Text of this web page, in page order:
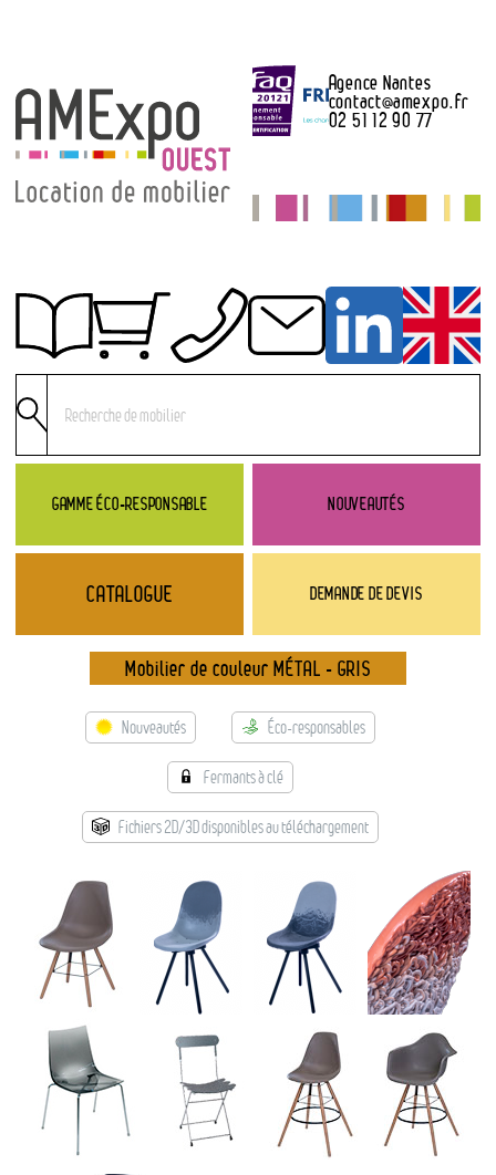
GAMME ÉCO-RESPONSABLE NOUVEAUTÉS
DEMANDE DE DEVIS
Agence Nantes
contact@amexpo.fr
02 51 12 90 77
Obtenir un devis
Conditions de règlement
Contact
Catalogue
→ Gamme éco-responsable
→ Rubriques
→ Types de mobilier
→ Noms / Références
Modélisation 2D/3D
Accueil
CATALOGUE
Mobilier de couleur MÉTAL - GRIS
Nouveautés Éco-responsables
Fermants à clé
Fichiers 2D/3D disponibles au téléchargement